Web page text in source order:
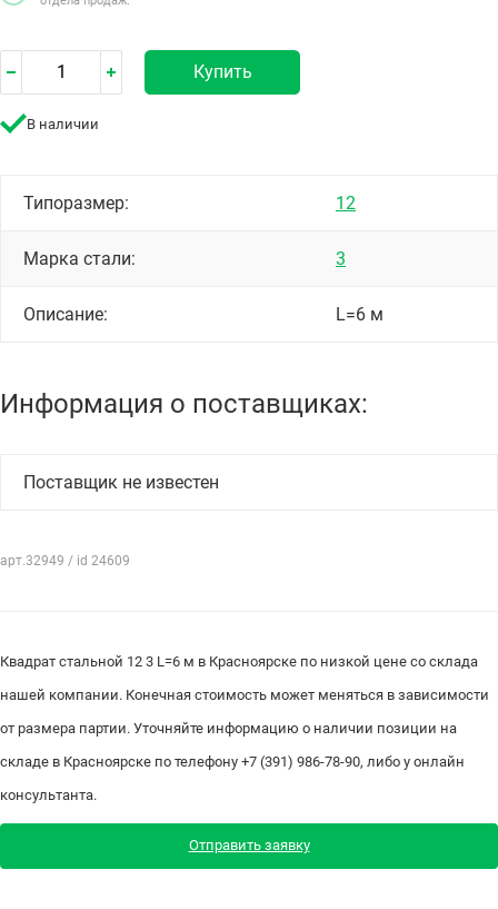
Купить
В наличии
Типоразмер: 12
Марка стали: 3
Описание: L=6 м
Информация о поставщиках:
Поставщик не известен
арт.32949 / id 24609
Квадрат стальной 12 3 L=6 м в Красноярске по низкой цене со склада
нашей компании. Конечная стоимость может меняться в зависимости
от размера партии. Уточняйте информацию о наличии позиции на
складе в Красноярске по телефону +7 (391) 986-78-90, либо у онлайн
консультанта.
Отправить заявку